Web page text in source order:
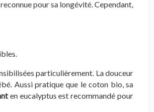
pour sa longévité. Cependant,
particulièrement. La douceur
Aussi pratique que le coton bio, sa
en eucalyptus est recommandé pour